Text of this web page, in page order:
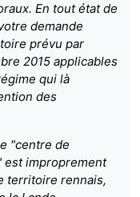
En tout état de
demande
prévu par
2015 applicables
qui là
des
"centre de
est improprement
territoire rennais,